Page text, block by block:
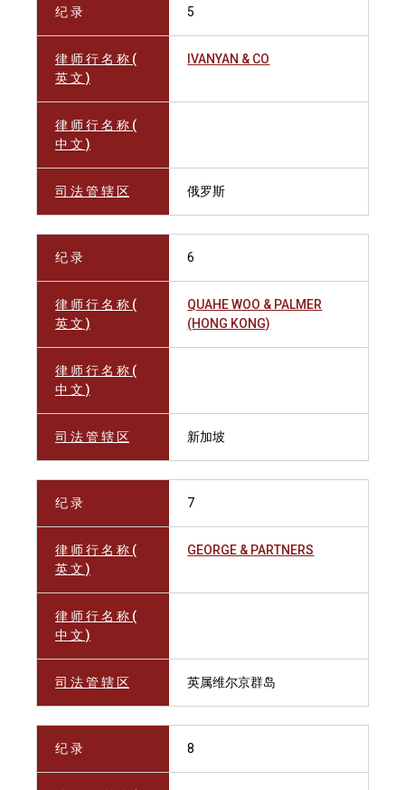
纪 录 5
律 师 行 名 称 (
英 文 )
IVANYAN & CO
律 师 行 名 称 (
中 文 )
司 法 管 辖 区 俄罗斯
纪 录 6
律 师 行 名 称 (
英 文 )
QUAHE WOO & PALMER
(HONG KONG)
律 师 行 名 称 (
中 文 )
司 法 管 辖 区 新加坡
纪 录 7
律 师 行 名 称 (
英 文 )
GEORGE & PARTNERS
律 师 行 名 称 (
中 文 )
司 法 管 辖 区 英属维尔京群岛
纪 录 8